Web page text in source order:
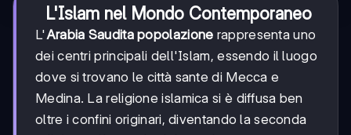
L'Islam nel Mondo Contemporaneo
L'Arabia Saudita popolazione rappresenta uno
dei centri principali dell'Islam, essendo il luogo
dove si trovano le città sante di Mecca e
Medina. La religione islamica si è diffusa ben
oltre i confini originari, diventando la seconda